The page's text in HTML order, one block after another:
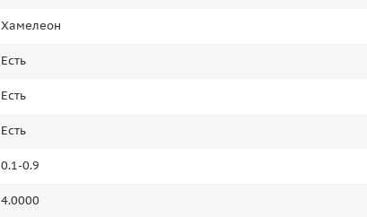
Хамелеон
Есть
Есть
Есть
0.1-0.9
4.0000